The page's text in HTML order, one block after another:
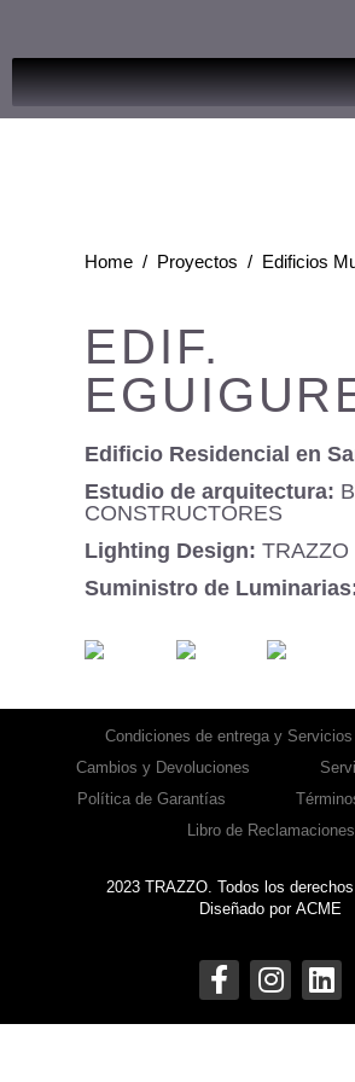
Home / Proyectos / Edificios
EDIF.
Edificio Residencial en
Estudio de arquitectura:
CONSTRUCTORES
Lighting Design: TRAZZO
Suministro de
Condiciones de entrega y
Cambios y Devoluciones
Política de Garantías
Libro de Reclamaciones
2023 TRAZZO. Todos los
Diseñado por ACME